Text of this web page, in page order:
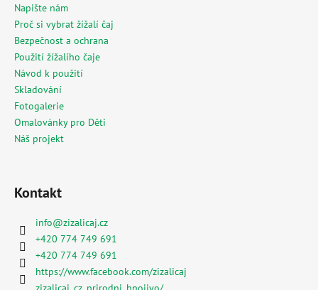
Napište nám
Proč si vybrat žížalí čaj
Bezpečnost a ochrana
Použití žížalího čaje
Návod k použití
Skladování
Fotogalerie
Omalovánky pro Děti
Náš projekt
Kontakt
info@zizalicaj.cz
+420 774 749 691
+420 774 749 691
https://www.facebook.com/zizalicaj